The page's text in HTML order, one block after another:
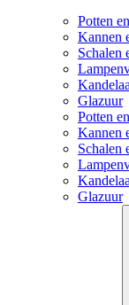
Potten
Kannen
Schalen
Glazuur
Potten
Kannen
Schalen
Glazuur